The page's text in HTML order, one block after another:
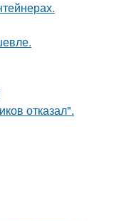
отказал".